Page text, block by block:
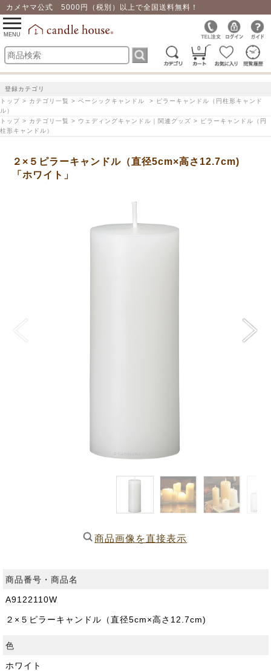
カメヤマ公式 5000円（税別）以上で全国送料無料！
0
toggle
navigation
MENU
登録カテゴリ
トップ > カテゴリ一覧 > ベーシックキャンドル > ピラーキャンドル（円柱形キャンド
ル）
トップ > カテゴリ一覧 > ウェディングキャンドル｜関連グッズ > ピラーキャンドル（円
柱形キャンドル）
２×５ピラーキャンドル（直径5cm×高さ12.7cm)
「ホワイト」
商品画像を直接表示
商品番号・商品名
A9122110W
２×５ピラーキャンドル（直径5cm×高さ12.7cm)
色
ホワイト